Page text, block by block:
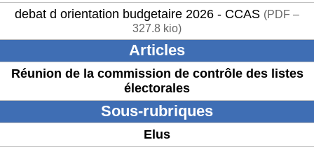
debat d orientation budgetaire 2026 - CCAS (PDF –
327.8 kio)
Articles
Réunion de la commission de contrôle des listes
électorales
Sous-rubriques
Elus